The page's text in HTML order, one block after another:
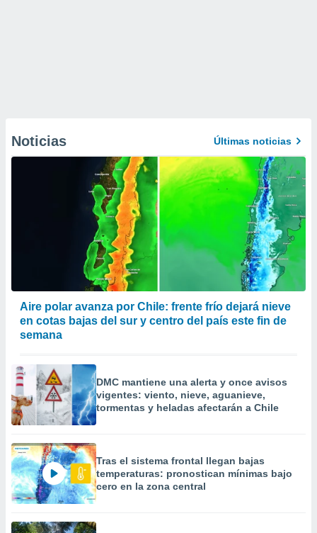
Noticias Últimas noticias
Aire polar avanza por Chile: frente frío dejará nieve
en cotas bajas del sur y centro del país este fin de
semana
DMC mantiene una alerta y once avisos
vigentes: viento, nieve, aguanieve,
tormentas y heladas afectarán a Chile
Tras el sistema frontal llegan bajas
temperaturas: pronostican mínimas bajo
cero en la zona central